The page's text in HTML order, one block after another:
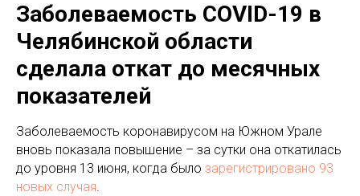
Заболеваемость COVID-19 в
Челябинской области
сделала откат до месячных
показателей
Заболеваемость коронавирусом на Южном Урале
вновь показала повышение – за сутки она откатилась
до уровня 13 июня, когда было зарегистрировано 93
новых случая.